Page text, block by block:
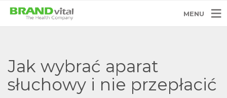
MENU
Jak wybrać aparat
słuchowy i nie przepłacić